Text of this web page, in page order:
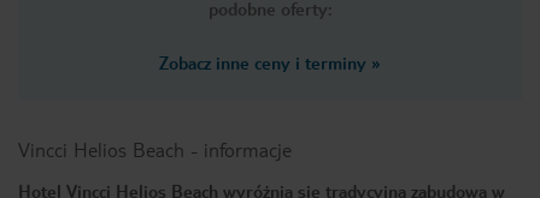
podobne oferty:
Zobacz inne ceny i terminy »
Vincci Helios Beach - informacje
Hotel Vincci Helios Beach wyróżnia się tradycyjną zabudową w